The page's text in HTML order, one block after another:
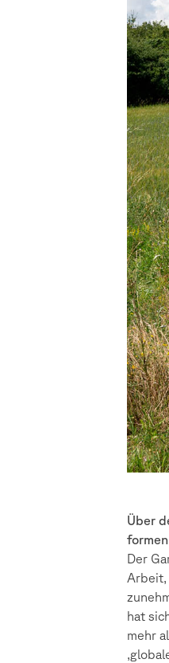
Über
formen
Der
Arbeit,
hat
mehr